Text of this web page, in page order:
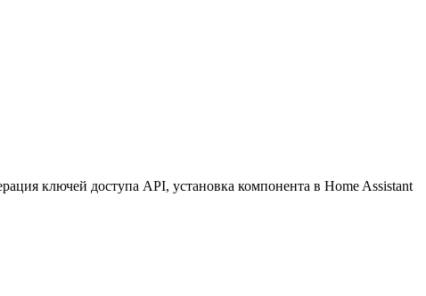
ключей доступа API, установка компонента в Home Assistant